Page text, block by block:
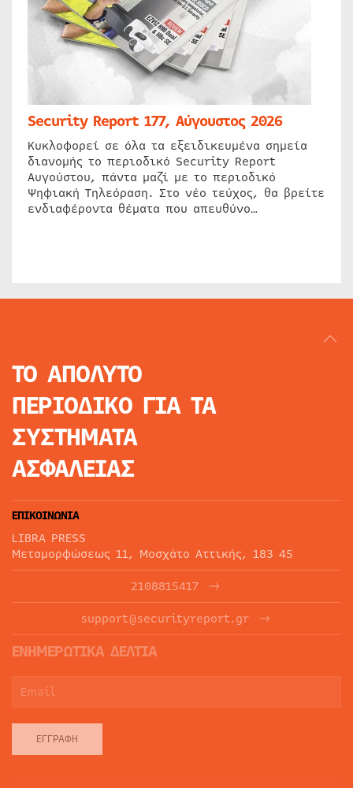
Security Report 177, Αύγουστος 2026
Κυκλοφορεί σε όλα τα εξειδικευμένα σημεία
διανομής το περιοδικό Security Report
Αυγούστου, πάντα μαζί με το περιοδικό
Ψηφιακή Τηλεόραση. Στο νέο τεύχος, θα βρείτε
ενδιαφέροντα θέματα που απευθύνο…
ΤΟ ΑΠΟΛΥΤΟ
ΠΕΡΙΟΔΙΚΟ ΓΙΑ ΤΑ
ΣΥΣΤΗΜΑΤΑ
ΑΣΦΑΛΕΙΑΣ
ΕΠΙΚΟΙΝΩΝΙΑ
LIBRA PRESS
Μεταμορφώσεως 11, Μοσχάτο Αττικής, 183 45
2108815417
support@securityreport.gr
ΕΝΗΜΕΡΩΤΙΚΑ ΔΕΛΤΙΑ
ΕΓΓΡΑΦΉ